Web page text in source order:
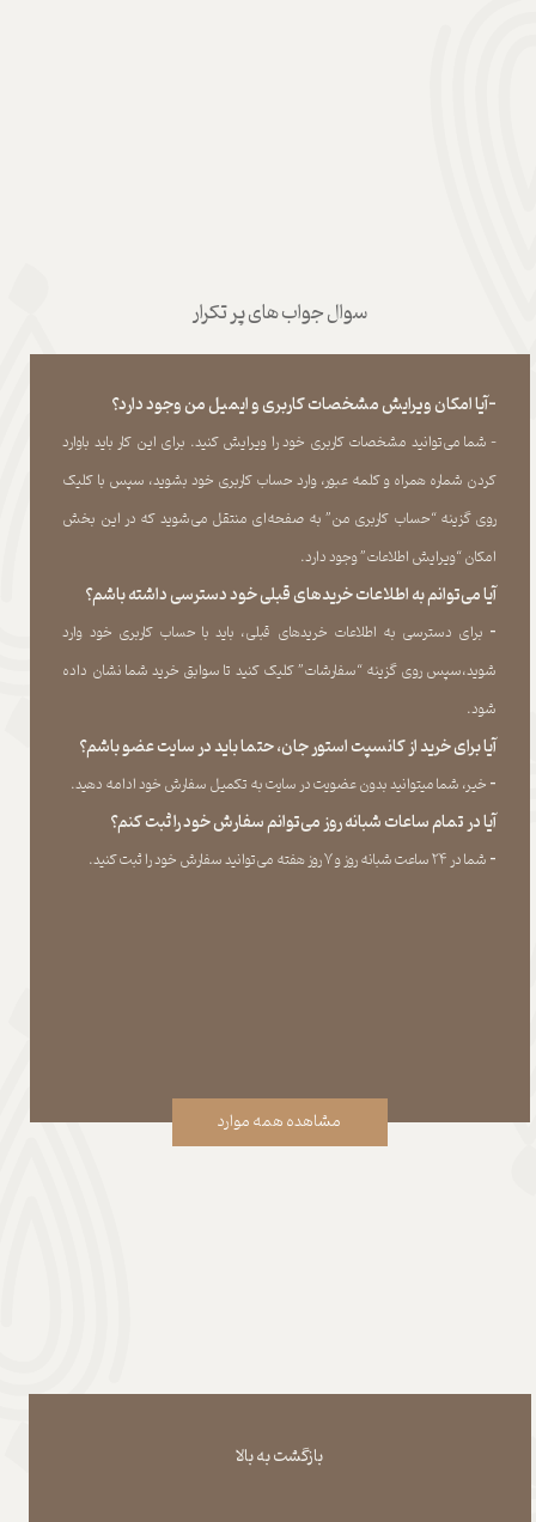
سوال جواب های پر تکرار
-آیا امکان ویرایش مشخصات کاربری و ایمیل من وجود دارد؟
- شما می‏‌توانید مشخصات کاربری خود را ویرایش کنید. برای این کار باید باوارد
کردن شماره همراه و کلمه عبور، وارد حساب کاربری خود بشوید، سپس با کلیک
روی گزینه “حساب کاربری من” به صفحه‏‌ای منتقل می‏‌شوید که در این بخش
امکان “ویرایش اطلاعات” وجود دارد.​​​​​​​
آیا می‌‏توانم به اطلاعات خریدهای قبلی خود دسترسی داشته باشم؟
برای دسترسی به اطلاعات خریدهای قبلی، باید با حساب کاربری خود وارد
شوید،سپس روی گزینه “سفارشات” کلیک کنید تا سوابق خرید شما نشان داده
‏شود.​​​​​​​
آیا برای خرید از کانسپت استور جان، حتما باید در سایت عضو باشم؟
خیر، شما میتوانید بدون عضویت در سایت به تکمیل سفارش خود ادامه دهید.​​​​​​​
آیا در تمام ساعات شبانه روز می‌توانم سفارش خود را ثبت کنم؟
شما در ۲۴ ساعت شبانه روز و ۷ روز هفته می‌‏توانید سفارش خود را ثبت کنید.
مشاهده همه موارد
بازگشت به بالا